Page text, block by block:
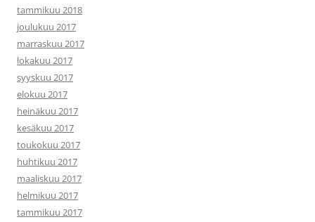
tammikuu 2018
joulukuu 2017
marraskuu 2017
lokakuu 2017
syyskuu 2017
elokuu 2017
heinäkuu 2017
kesäkuu 2017
toukokuu 2017
huhtikuu 2017
maaliskuu 2017
helmikuu 2017
tammikuu 2017